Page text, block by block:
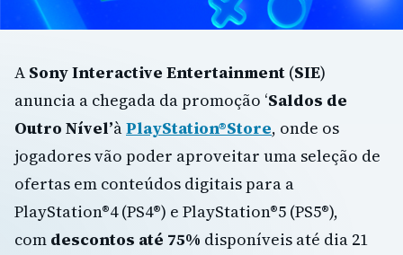
A Sony Interactive Entertainment (SIE)
anuncia a chegada da promoção ‘Saldos de
Outro Nível’àPlayStation®Store, onde os
jogadores vão poder aproveitar uma seleção de
ofertas em conteúdos digitais para a
PlayStation®4 (PS4®) e PlayStation®5 (PS5®),
com descontos até 75% disponíveis até dia 21